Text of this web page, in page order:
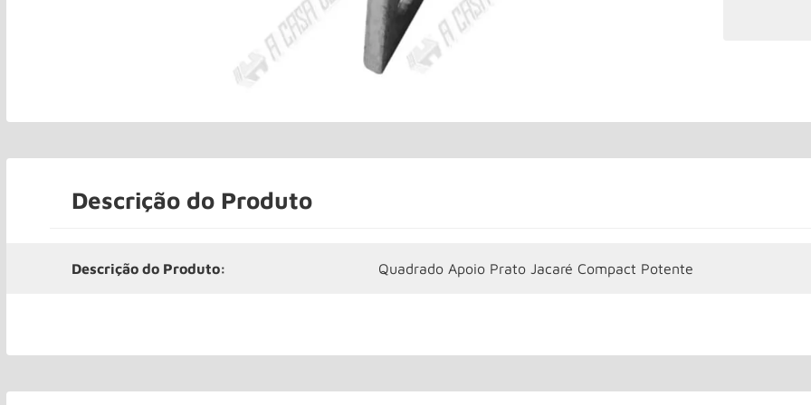
Descrição do Produto
Descrição do Produto: Quadrado Apoio Prato Jacaré Compact Potente